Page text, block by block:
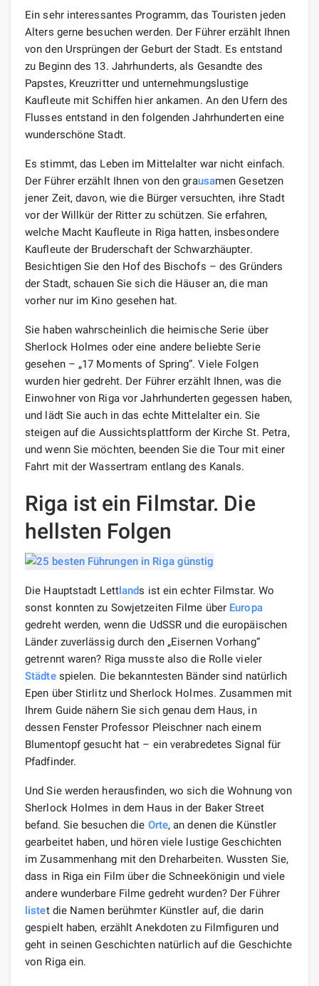
Ein sehr interessantes Programm, das Touristen jeden
Alters gerne besuchen werden. Der Führer erzählt Ihnen
von den Ursprüngen der Geburt der Stadt. Es entstand
zu Beginn des 13. Jahrhunderts, als Gesandte des
Papstes, Kreuzritter und unternehmungslustige
Kaufleute mit Schiffen hier ankamen. An den Ufern des
Flusses entstand in den folgenden Jahrhunderten eine
wunderschöne Stadt.
Es stimmt, das Leben im Mittelalter war nicht einfach.
Der Führer erzählt Ihnen von den grausamen Gesetzen
jener Zeit, davon, wie die Bürger versuchten, ihre Stadt
vor der Willkür der Ritter zu schützen. Sie erfahren,
welche Macht Kaufleute in Riga hatten, insbesondere
Kaufleute der Bruderschaft der Schwarzhäupter.
Besichtigen Sie den Hof des Bischofs – des Gründers
der Stadt, schauen Sie sich die Häuser an, die man
vorher nur im Kino gesehen hat.
Sie haben wahrscheinlich die heimische Serie über
Sherlock Holmes oder eine andere beliebte Serie
gesehen – „17 Moments of Spring“. Viele Folgen
wurden hier gedreht. Der Führer erzählt Ihnen, was die
Einwohner von Riga vor Jahrhunderten gegessen haben,
und lädt Sie auch in das echte Mittelalter ein. Sie
steigen auf die Aussichtsplattform der Kirche St. Petra,
und wenn Sie möchten, beenden Sie die Tour mit einer
Fahrt mit der Wassertram entlang des Kanals.
Riga ist ein Filmstar. Die
hellsten Folgen
Die Hauptstadt Lettlands ist ein echter Filmstar. Wo
sonst konnten zu Sowjetzeiten Filme über Europa
gedreht werden, wenn die UdSSR und die europäischen
Länder zuverlässig durch den „Eisernen Vorhang“
getrennt waren? Riga musste also die Rolle vieler
Städtespielen. Die bekanntesten Bänder sind natürlich
Epen über Stirlitz und Sherlock Holmes. Zusammen mit
Ihrem Guide nähern Sie sich genau dem Haus, in
dessen Fenster Professor Pleischner nach einem
Blumentopf gesucht hat – ein verabredetes Signal für
Pfadfinder.
Und Sie werden herausfinden, wo sich die Wohnung von
Sherlock Holmes in dem Haus in der Baker Street
befand. Sie besuchen die Orte, an denen die Künstler
gearbeitet haben, und hören viele lustige Geschichten
im Zusammenhang mit den Dreharbeiten. Wussten Sie,
dass in Riga ein Film über die Schneekönigin und viele
andere wunderbare Filme gedreht wurden? Der Führer
listet die Namen berühmter Künstler auf, die darin
gespielt haben, erzählt Anekdoten zu Filmfiguren und
geht in seinen Geschichten natürlich auf die Geschichte
von Riga ein.